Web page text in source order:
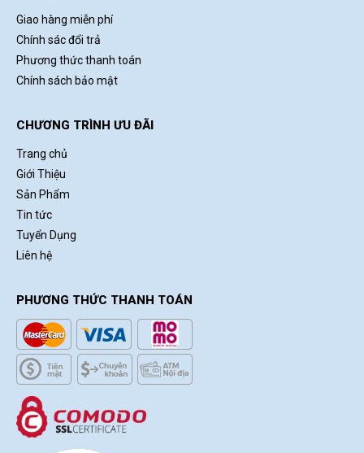
Giao hàng miễn phí
Chính sác đổi trả
Phương thức thanh toán
Chính sách bảo mật
CHƯƠNG TRÌNH ƯU ĐÃI
Trang chủ
Giới Thiệu
Sản Phẩm
Tin tức
Tuyển Dụng
Liên hệ
PHƯƠNG THỨC THANH TOÁN